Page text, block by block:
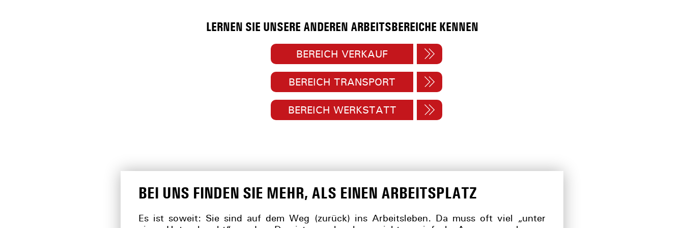
LERNEN SIE UNSERE ANDEREN ARBEITSBEREICHE KENNEN
BEREICH VERKAUF
BEREICH TRANSPORT
BEREICH WERKSTATT
BEI UNS FINDEN SIE MEHR, ALS EINEN ARBEITSPLATZ
Es ist soweit: Sie sind auf dem Weg (zurück) ins Arbeitsleben. Da muss oft viel „unter